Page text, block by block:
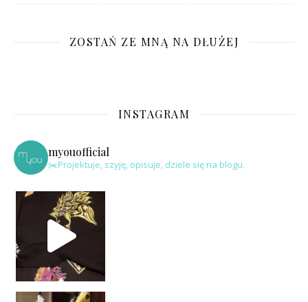
ZOSTAŃ ZE MNĄ NA DŁUŻEJ
INSTAGRAM
myouofficial
✂️Projektuje, szyję, opisuje, dziele się na blogu.